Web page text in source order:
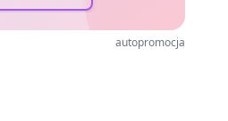
autopromocja